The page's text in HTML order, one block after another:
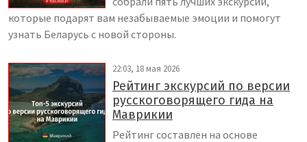
которые подарят вам незабываемые эмоции и помогут
узнать Беларусь с новой стороны.
22:03, 18 мая 2026
Рейтинг экскурсий по версии
русскоговорящего гида на
Маврикии
Рейтинг составлен на основе